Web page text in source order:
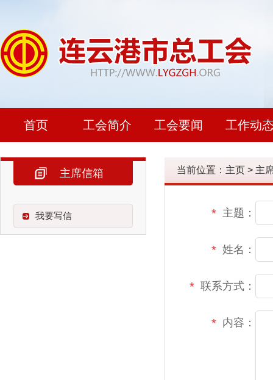
首页 工会简介 工会要闻 工作动
主席信箱
我要写信
当前位置： 主页 > 主
* 主题：
* 姓名：
* 联系方式：
* 内容：